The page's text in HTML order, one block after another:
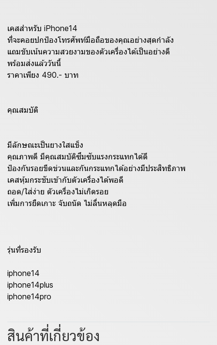
เคสสำหรับ iPhone14
ที่จะคอยปกป้องโทรศัพท์มือถือของคุณอย่างสุดกำลัง
แถมขับเน้นความสวยงามของตัวเครื่องได้เป็นอย่างดี
พร้อมส่งแล้ววันนี้
ราคาเพียง 490.- บาท
คุณสมบัติ
มีลักษณะเป็นยางใสแข็ง
คุณภาพดี มีคุณสมบัติซึมซับแรงกระแทกได้ดี
ป้องกันรอยขีดข่วนและกันกระแทกได้อย่างมีประสิทธิภาพ
เคสหุ้มกระชับเข้ากับตัวเครื่องได้พอดี
ถอด/ใส่ง่าย ตัวเครื่องไม่เกิดรอย
เพิ่มการยืดเกาะ จับถนัด ไม่ลื่นหลุดมือ
รุ่นที่รองรับ
iphone14
iphone14plus
iphone14pro
สินค้าที่เกี่ยวข้อง